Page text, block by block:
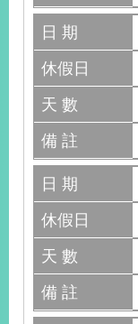
日 期
休假日
天 數
備 註
日 期
休假日
天 數
備 註